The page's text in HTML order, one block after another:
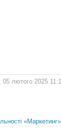
лютого 2025